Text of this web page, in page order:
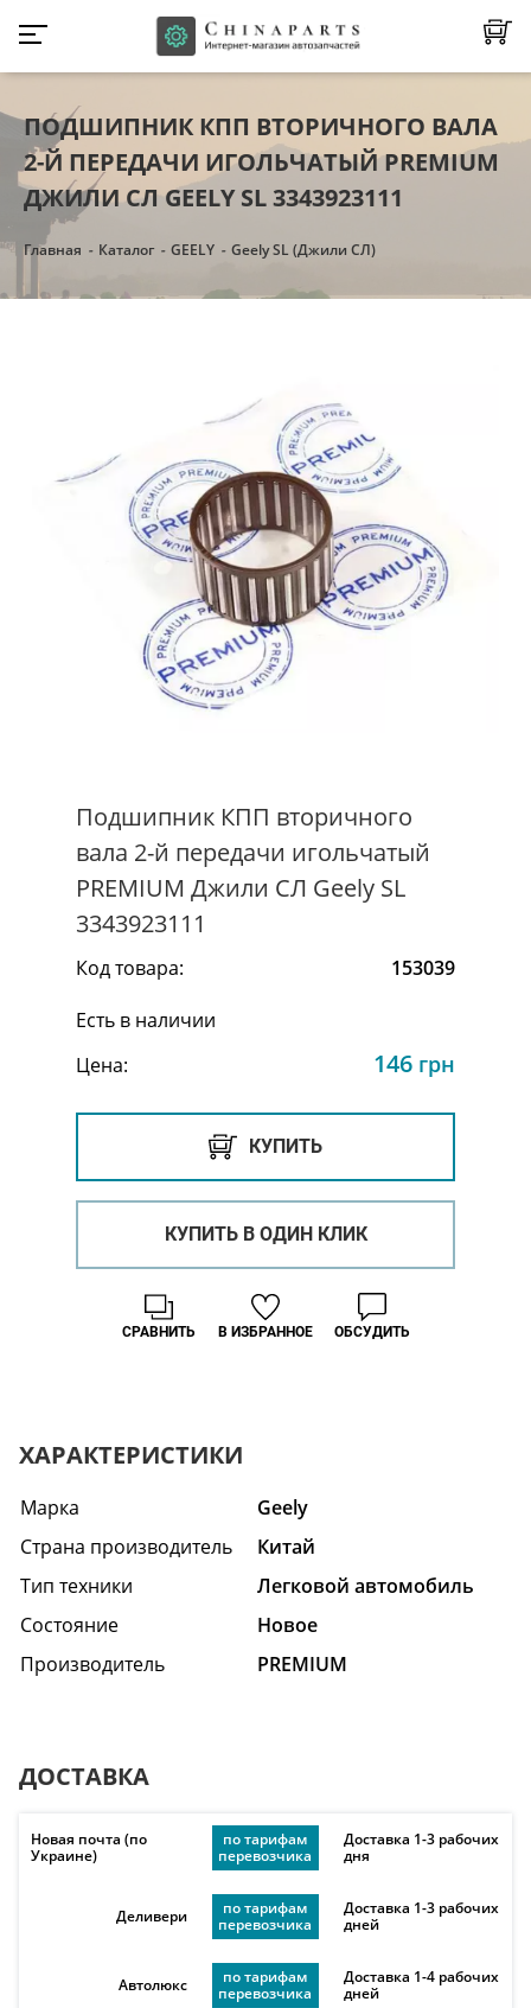
ПОДШИПНИК КПП ВТОРИЧНОГО ВАЛА
2-Й ПЕРЕДАЧИ ИГОЛЬЧАТЫЙ PREMIUM
ДЖИЛИ СЛ GEELY SL 3343923111
Главная Каталог GEELY Geely SL (Джили СЛ)
Подшипник КПП вторичного
вала 2-й передачи игольчатый
PREMIUM Джили СЛ Geely SL
3343923111
Код товара:
153039
Есть в наличии
Цена:
146 грн
КУПИТЬ
КУПИТЬ В ОДИН КЛИК
В ИЗБРАННОЕ
СРАВНИТЬ ОБСУДИТЬ
ХАРАКТЕРИСТИКИ
Марка
Geely
Страна производитель
Китай
Тип техники
Легковой автомобиль
Состояние
Hовое
Производитель
PREMIUM
ДОСТАВКА
Новая почта (по
Украине)
по тарифам
перевозчика
Доставка 1-3 рабочих
дня
Деливери
по тарифам
перевозчика
Доставка 1-3 рабочих
дней
Автолюкс
по тарифам
перевозчика
Доставка 1-4 рабочих
дней